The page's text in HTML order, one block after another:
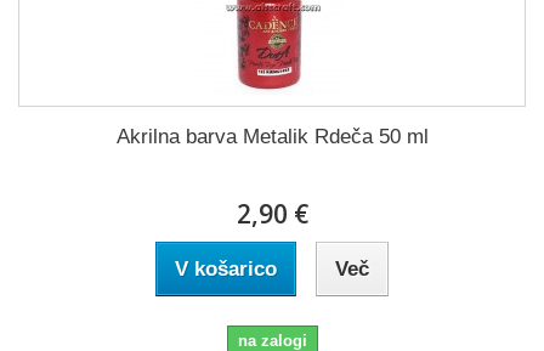
Akrilna barva Metalik Rdeča 50 ml
2,90 €
V košarico Več
na zalogi